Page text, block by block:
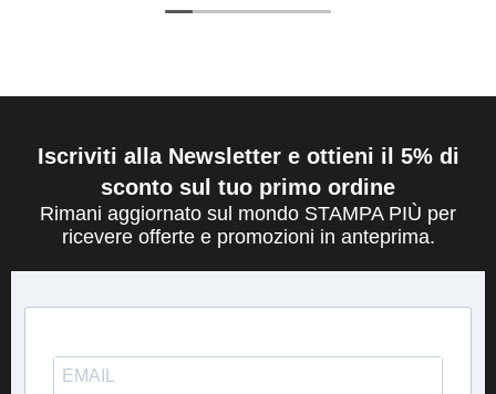
Iscriviti alla Newsletter e ottieni il 5% di
sconto sul tuo primo ordine
Rimani aggiornato sul mondo STAMPA PIÙ per
ricevere offerte e promozioni in anteprima.